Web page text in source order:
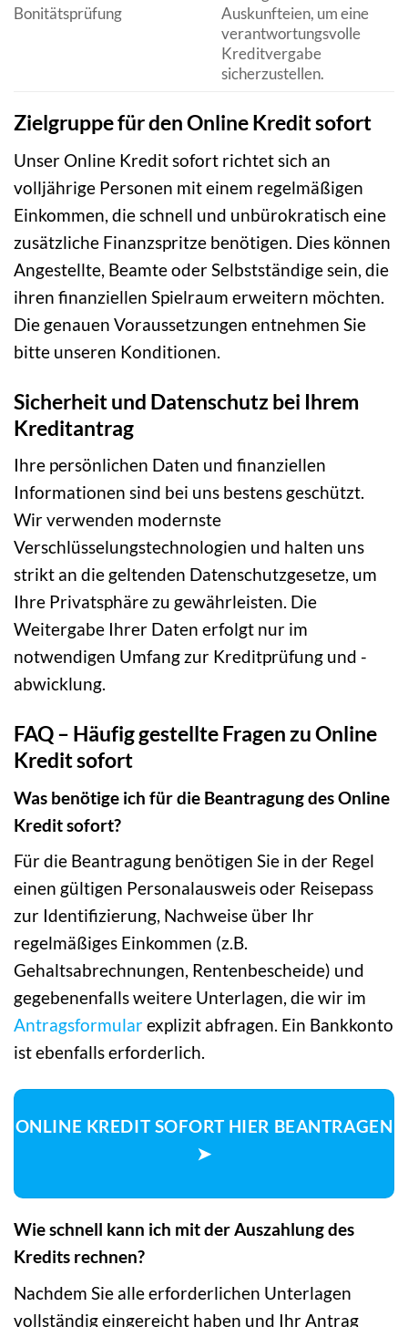
Bonitätsprüfung
Auskunfteien, um eine
verantwortungsvolle
Kreditvergabe
sicherzustellen.
Zielgruppe für den Online Kredit sofort
Unser Online Kredit sofort richtet sich an
volljährige Personen mit einem regelmäßigen
Einkommen, die schnell und unbürokratisch eine
zusätzliche Finanzspritze benötigen. Dies können
Angestellte, Beamte oder Selbstständige sein, die
ihren finanziellen Spielraum erweitern möchten.
Die genauen Voraussetzungen entnehmen Sie
bitte unseren Konditionen.
Sicherheit und Datenschutz bei Ihrem
Kreditantrag
Ihre persönlichen Daten und finanziellen
Informationen sind bei uns bestens geschützt.
Wir verwenden modernste
Verschlüsselungstechnologien und halten uns
strikt an die geltenden Datenschutzgesetze, um
Ihre Privatsphäre zu gewährleisten. Die
Weitergabe Ihrer Daten erfolgt nur im
notwendigen Umfang zur Kreditprüfung und -
abwicklung.
FAQ – Häufig gestellte Fragen zu Online
Kredit sofort
Was benötige ich für die Beantragung des Online
Kredit sofort?
Für die Beantragung benötigen Sie in der Regel
einen gültigen Personalausweis oder Reisepass
zur Identifizierung, Nachweise über Ihr
regelmäßiges Einkommen (z.B.
Gehaltsabrechnungen, Rentenbescheide) und
gegebenenfalls weitere Unterlagen, die wir im
Antragsformularexplizit abfragen. Ein Bankkonto
ist ebenfalls erforderlich.
ONLINE KREDIT SOFORT HIER BEANTRAGEN
➤
Wie schnell kann ich mit der Auszahlung des
Kredits rechnen?
Nachdem Sie alle erforderlichen Unterlagen
vollständig eingereicht haben und Ihr Antrag